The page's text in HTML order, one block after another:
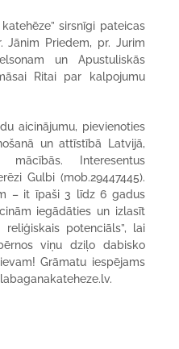
sirsnīgi pateicas
Jānim Priedem, pr. Jurim
un Apustuliskās
Ritai par kalpojumu
aicinājumu, pievienoties
un attīstībā Latvijā,
mācībās. Interesentus
Gulbi (mob.29447445).
– it īpaši 3 līdz 6 gadus
iegādāties un izlasīt
reliģiskais potenciāls”, lai
viņu dziļo dabisko
Grāmatu iespējams